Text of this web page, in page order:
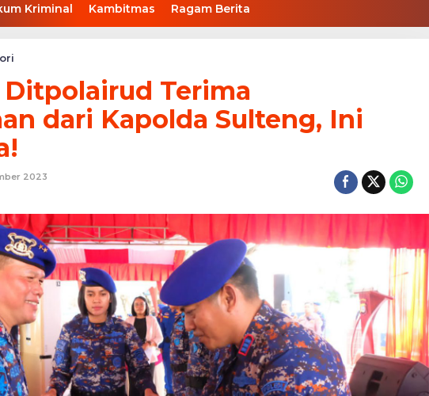
Kriminal Kambitmas Ragam Berita
Ditpolairud
Terima
Penghargaan
dari
Kapolda
Sulteng,
Ini
Terima
dari Kapolda Sulteng, Ini
2023